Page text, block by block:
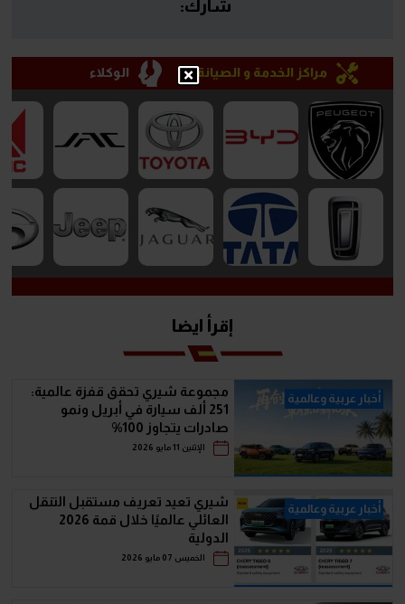
شارك:
مراكز الخدمة و الصيانة الوكلاء
إقرأ ايضا
أخبار عربية وعالمية
مجموعة شيري تحقق قفزة عالمية:
251 ألف سيارة في أبريل ونمو
صادرات يتجاوز 100%
الإثنين 11 مايو 2026
أخبار عربية وعالمية
شيري تعيد تعريف مستقبل التنقل
العائلي عالميًا خلال قمة 2026
الدولية
الخميس 07 مايو 2026